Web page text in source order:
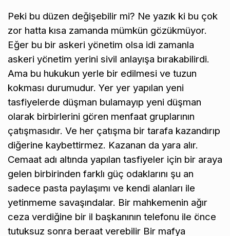
Peki bu düzen değişebilir mi? Ne yazık ki bu çok
zor hatta kısa zamanda mümkün gözükmüyor.
Eğer bu bir askeri yönetim olsa idi zamanla
askeri yönetim yerini sivil anlayışa bırakabilirdi.
Ama bu hukukun yerle bir edilmesi ve tuzun
kokması durumudur. Yer yer yapılan yeni
tasfiyelerde düşman bulamayıp yeni düşman
olarak birbirlerini gören menfaat gruplarının
çatışmasıdır. Ve her çatışma bir tarafa kazandırıp
diğerine kaybettirmez. Kazanan da yara alır.
Cemaat adı altında yapılan tasfiyeler için bir araya
gelen birbirinden farklı güç odaklarını şu an
sadece pasta paylaşımı ve kendi alanları ile
yetinmeme savaşındalar. Bir mahkemenin ağır
ceza verdiğine bir il başkanının telefonu ile önce
tutuksuz sonra beraat verebilir Bir mafya